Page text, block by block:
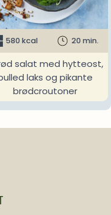
580 kcal 20 min.
salat med hytteost,
laks og pikante
brødcroutoner